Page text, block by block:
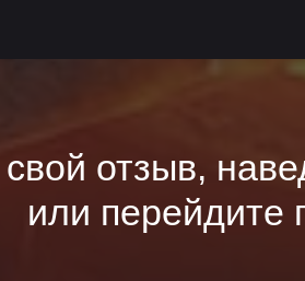
отзыв,
или перейдите